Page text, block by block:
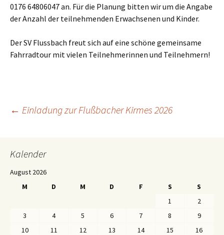
0176 64806047 an. Für die Planung bitten wir um die Angabe
der Anzahl der teilnehmenden Erwachsenen und Kinder.
Der SV Flussbach freut sich auf eine schöne gemeinsame
Fahrradtour mit vielen Teilnehmerinnen und Teilnehmern!
← Einladung zur Flußbacher Kirmes 2026
Kalender
August 2026
M
D M D F S
S
1
2
3
4 5 6 7 8
9
10
11 12 13 14 15
16